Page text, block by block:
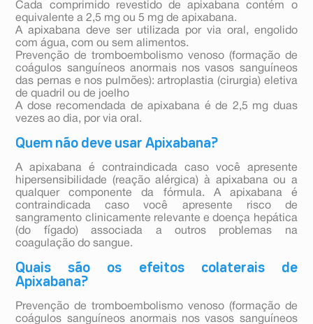
Cada comprimido revestido de apixabana contém o
equivalente a 2,5 mg ou 5 mg de apixabana.
A apixabana deve ser utilizada por via oral, engolido
com água, com ou sem alimentos.
Prevenção de tromboembolismo venoso (formação de
coágulos sanguíneos anormais nos vasos sanguíneos
das pernas e nos pulmões): artroplastia (cirurgia) eletiva
de quadril ou de joelho
A dose recomendada de apixabana é de 2,5 mg duas
vezes ao dia, por via oral.
Quem não deve usar Apixabana?
A apixabana é contraindicada caso você apresente
hipersensibilidade (reação alérgica) à apixabana ou a
qualquer componente da fórmula. A apixabana é
contraindicada caso você apresente risco de
sangramento clinicamente relevante e doença hepática
(do fígado) associada a outros problemas na
coagulação do sangue.
Quais são os efeitos colaterais de
Apixabana?
Prevenção de tromboembolismo venoso (formação de
coágulos sanguíneos anormais nos vasos sanguíneos